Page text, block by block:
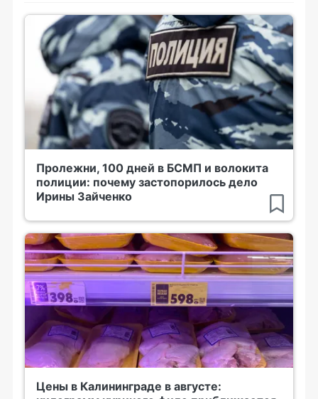
Пролежни, 100 дней в БСМП и волокита
полиции: почему застопорилось дело
Ирины Зайченко
Цены в Калининграде в августе: